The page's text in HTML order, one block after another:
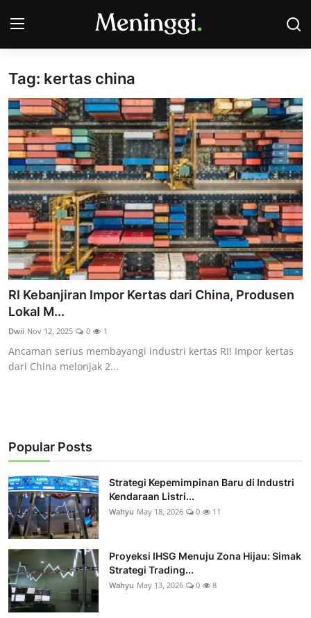
Contact
Pasar Saham
Bisnis
Industri
Korporasi
Kripto
Obligasi & Reksadana
Rekomendasi
Tag: kertas china
RI Kebanjiran Impor Kertas dari China, Produsen
Lokal M...
Dwii Nov 12, 2025 0 1
Ancaman serius membayangi industri kertas RI! Impor kertas
dari China melonjak 2...
Popular Posts
Strategi Kepemimpinan Baru di Industri
Kendaraan Listri...
Wahyu May 18, 2026 0 11
Proyeksi IHSG Menuju Zona Hijau: Simak
Strategi Trading...
Wahyu May 13, 2026 0 8